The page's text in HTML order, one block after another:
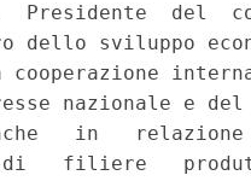
Presidente  del
dello sviluppo
nazionale e del
in
di   filiere